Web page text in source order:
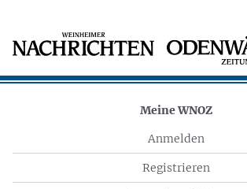
Meine WNOZ
Anmelden
Registrieren